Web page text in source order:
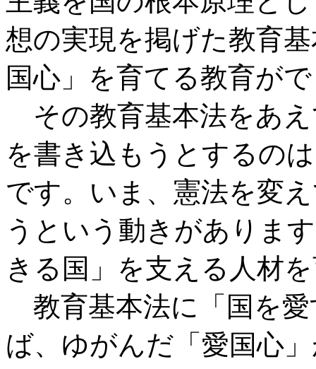
想の実現を掲げた教育
国心」を育てる教育が
その教育基本法をあ
を書き込もうとするの
です。いま、憲法を変
うという動きがありま
きる国」を支える人材
教育基本法に「国を
ば、ゆがんだ「愛国心